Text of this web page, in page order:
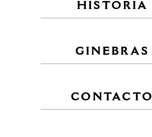
HISTORIA
GINEBRAS
CONTACTO